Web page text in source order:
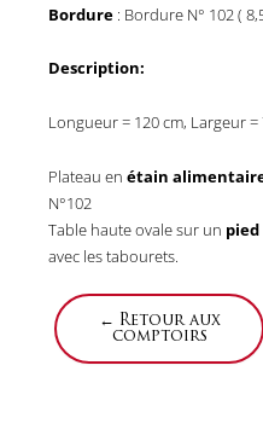
Bordure : Bordure N° 102 (
Description:
Longueur = 120 cm, Largeur =
Plateau en étain
N°102
Table haute ovale sur un
avec les tabourets.
← Retour aux
comptoirs